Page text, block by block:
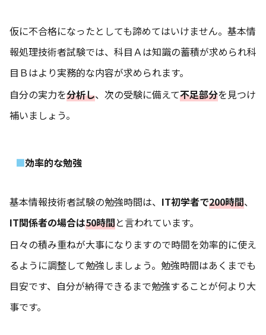
仮に不合格になったとしても諦めてはいけません。基本情
報処理技術者試験では、科目Ａは知識の蓄積が求められ科
目Ｂはより実務的な内容が求められます。
自分の実力を分析し、次の受験に備えて不足部分を見つけ
補いましょう。
効率的な勉強
基本情報技術者試験の勉強時間は、 IT初学者で200時間、
IT関係者の場合は50時間と言われています。
日々の積み重ねが大事になりますので時間を効率的に使え
るように調整して勉強しましょう。勉強時間はあくまでも
目安です、自分が納得できるまで勉強することが何より大
事です。